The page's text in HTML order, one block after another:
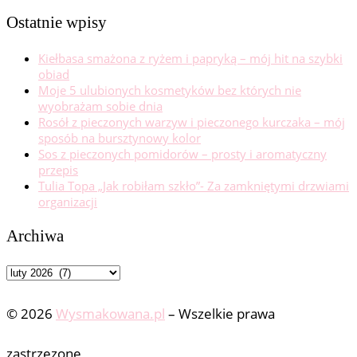
Ostatnie wpisy
Kiełbasa smażona z ryżem i papryką – mój hit na szybki
obiad
Moje 5 ulubionych kosmetyków bez których nie
wyobrażam sobie dnia
Rosół z pieczonych warzyw i pieczonego kurczaka – mój
sposób na bursztynowy kolor
Sos z pieczonych pomidorów – prosty i aromatyczny
przepis
Tulia Topa „Jak robiłam szkło”- Za zamkniętymi drzwiami
organizacji
Archiwa
Archiwa
© 2026 Wysmakowana.pl – Wszelkie prawa
zastrzezone